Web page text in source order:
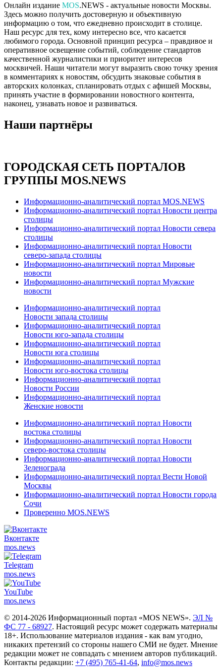
Онлайн издание MOS.NEWS - актуальные новости Москвы.
Здесь можно получить достоверную и объективную
информацию о том, что ежедневно происходит в столице.
Наш ресурс для тех, кому интересно все, что касается
любимого города. Основной принцип ресурса – правдивое и
оперативное освещение событий, соблюдение стандартов
качественной журналистики и приоритет интересов
москвичей. Наши читатели могут выразить свою точку зрения
в комментариях к новостям, обсудить знаковые события в
авторских колонках, спланировать отдых с афишей Москвы,
принять участие в формировании новостного контента,
наконец, узнавать новое и развиваться.
Наши партнёры
ГОРОДСКАЯ СЕТЬ ПОРТАЛОВ
ГРУППЫ MOS.NEWS
Информационно-аналитический портал MOS.NEWS
Информационно-аналитический портал Новости центра
столицы
Информационно-аналитический портал Новости севера
столицы
Информационно-аналитический портал Новости
северо-запада столицы
Информационно-аналитический портал Мировые
новости
Информационно-аналитический портал Мужские
новости
Информационно-аналитический портал
Новости запада столицы
Информационно-аналитический портал
Новости юго-запада столицы
Информационно-аналитический портал
Новости юга столицы
Информационно-аналитический портал
Новости юго-востока столицы
Информационно-аналитический портал
Новости России
Информационно-аналитический портал
Женские новости
Информационно-аналитический портал Новости
востока столицы
Информационно-аналитический портал Новости
северо-востока столицы
Информационно-аналитический портал Новости
Зеленограда
Информационно-аналитический портал Вести Новой
Москвы
Информационно-аналитический портал Новости города
Сочи
Проверенно MOS.NEWS
Вконтакте
mos.news
Telegram
mos.news
YouTube
mos.news
© 2014-2026 Информационный портал «MOS NEWS». ЭЛ №
ФС 77 - 68927. Настоящий ресурс может содержать материалы
18+. Использование материалов издания - как вам угодно,
никаких претензий со стороны нашего СМИ не будет. Мнение
редакции может не совпадать с мнением авторов публикаций.
Контакты редакции: +7 (495) 765-41-64, info@mos.news